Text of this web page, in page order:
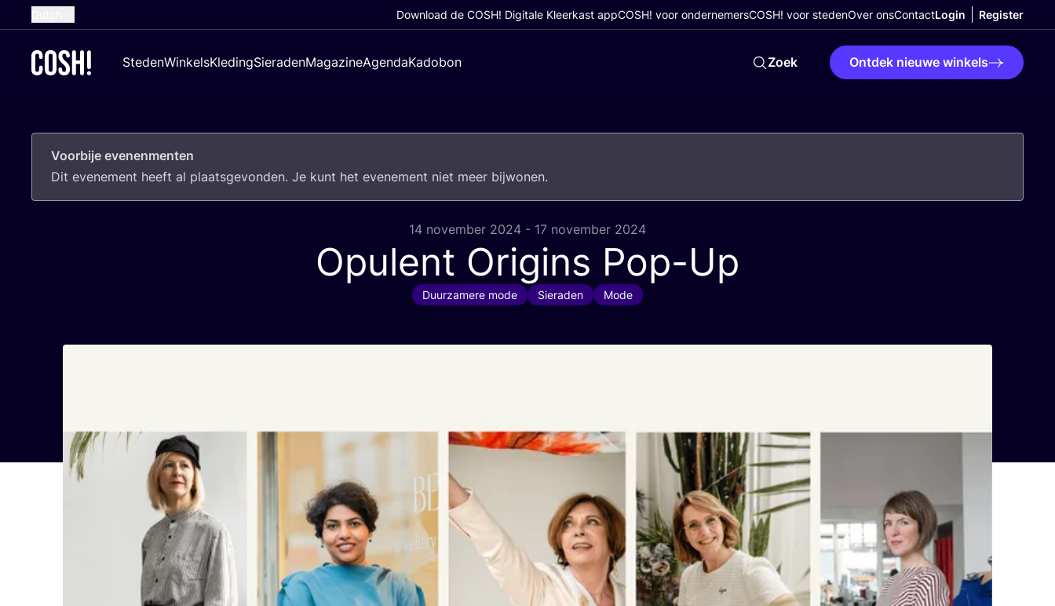
French
German
Croatian
Download de COSH! Digitale Kleerkast appCOSH! voor ondernemersCOSH! voor stedenOver onsContactLogin Register
StedenWinkelsKledingSieradenMagazineAgendaKadobon Zoek Ontdek nieuwe winkels
Voorbije evenenmenten
Dit eve­ne­ment heeft al plaats­ge­von­den. Je kunt het eve­ne­ment niet meer bijwonen.
14 november 2024 - 17 november 2024
Opulent Origins Pop-Up
Duurzamere mode Sieraden Mode